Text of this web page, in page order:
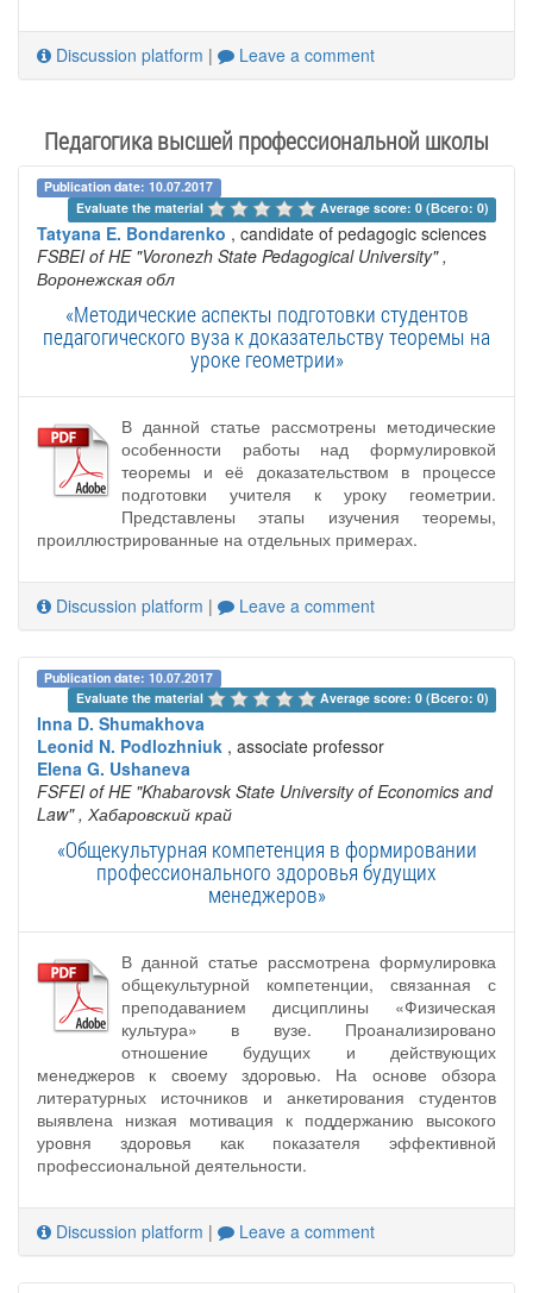
Discussion platform | Leave a comment
Педагогика высшей профессиональной школы
Publication date: 10.07.2017
Evaluate the material
Average score: 0 (Всего: 0)
Tatyana E. Bondarenko , candidate of pedagogic sciences
FSBEI of HE "Voronezh State Pedagogical University" ,
Воронежская обл
«Методические аспекты подготовки студентов
педагогического вуза к доказательству теоремы на
уроке геометрии»
В данной статье рассмотрены методические
особенности работы над формулировкой
теоремы и её доказательством в процессе
подготовки учителя к уроку геометрии.
Представлены этапы изучения теоремы,
проиллюстрированные на отдельных примерах.
Discussion platform | Leave a comment
Publication date: 10.07.2017
Evaluate the material
Average score: 0 (Всего: 0)
Inna D. Shumakhova
Leonid N. Podlozhniuk , associate professor
Elena G. Ushaneva
FSFEI of HE "Khabarovsk State University of Economics and
Law" , Хабаровский край
«Общекультурная компетенция в формировании
профессионального здоровья будущих
менеджеров»
В данной статье рассмотрена формулировка
общекультурной компетенции, связанная с
преподаванием дисциплины «Физическая
культура» в вузе. Проанализировано
отношение будущих и действующих
менеджеров к своему здоровью. На основе обзора
литературных источников и анкетирования студентов
выявлена низкая мотивация к поддержанию высокого
уровня здоровья как показателя эффективной
профессиональной деятельности.
Discussion platform | Leave a comment